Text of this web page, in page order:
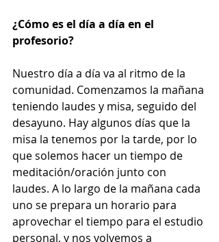
¿Cómo es el día a día en el
profesorio?
Nuestro día a día va al ritmo de la
comunidad. Comenzamos la mañana
teniendo laudes y misa, seguido del
desayuno. Hay algunos días que la
misa la tenemos por la tarde, por lo
que solemos hacer un tiempo de
meditación/oración junto con
laudes. A lo largo de la mañana cada
uno se prepara un horario para
aprovechar el tiempo para el estudio
personal, y nos volvemos a